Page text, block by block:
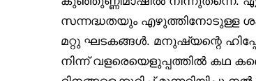
സന്നദ്ധതയും എഴുത്തിനോടുള്ള
മറ്റു ഘടകങ്ങൾ. മനുഷ്യന്റെ
നിന്ന് വളരെയെളുപ്പത്തിൽ കഥ